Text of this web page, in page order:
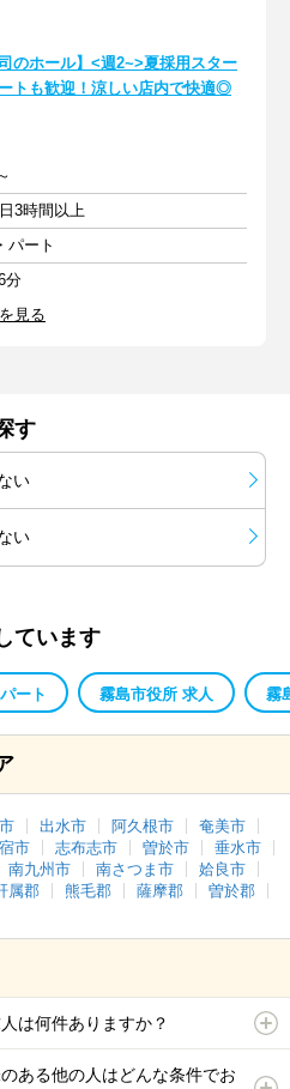
司のホール】<週2~>夏採用スター
トも歓迎！涼しい店内で快適◎
3時間以上
パート
分
見る
す
い
い
ています
ート 霧島市役所 求人 霧
出水市 阿久根市
奄美市
市 志布志市 曽於市
垂水市
南九州市 南さつま市
姶良市
属郡 熊毛郡 薩摩郡
曽於郡
は何件ありますか？
ある他の人はどんな条件でお